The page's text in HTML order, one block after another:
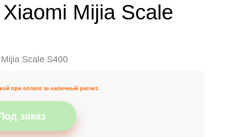
Mijia Scale
Scale S400
при оплате за наличный расчет.
заказ